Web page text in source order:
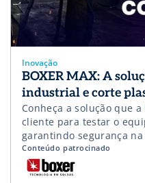
Inovação
BOXER MAX: A
industrial e corte
Conheça a solução que
cliente para testar o
garantindo segurança
detalhes!
Conteúdo patrocinado